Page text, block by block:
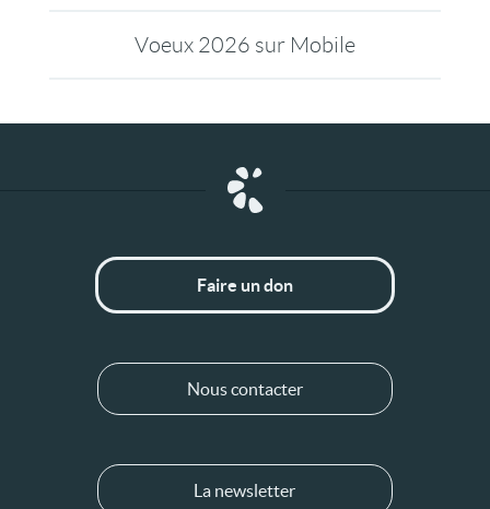
Voeux 2026 sur Mobile
Faire un don
Nous contacter
La newsletter